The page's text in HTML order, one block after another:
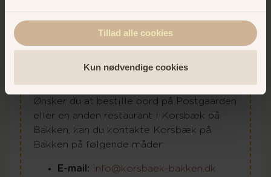
Tillad alle cookies
Kun nødvendige cookies
Reservation og
bordbestilling
Ønsker du at bestille bord på Postgaarden
eller en anden restaurant i Korsbæk på
Bakken, kan du kontakte Korsbæk på
Bakken på følgende måder:
E-mail: info@korsbaek-bakken.dk